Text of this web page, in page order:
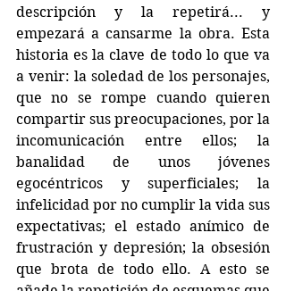
descripción y la repetirá... y
empezará a cansarme la obra. Esta
historia es la clave de todo lo que va
a venir: la soledad de los personajes,
que no se rompe cuando quieren
compartir sus preocupaciones, por la
incomunicación entre ellos; la
banalidad de unos jóvenes
egocéntricos y superficiales; la
infelicidad por no cumplir la vida sus
expectativas; el estado anímico de
frustración y depresión; la obsesión
que brota de todo ello. A esto se